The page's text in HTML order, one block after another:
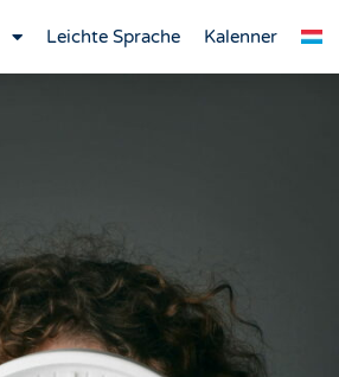
Leichte Sprache Kalenner